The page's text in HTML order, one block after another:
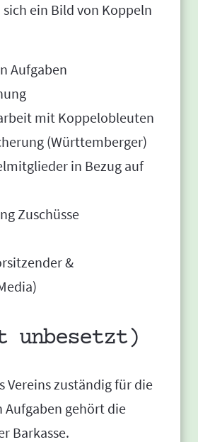
ein Bild von Koppeln
Aufgaben
mit Koppelobleuten
(Württemberger)
in Bezug auf
Zuschüsse
&
unbesetzt)
Vereins zuständig für die
gehört die
Barkasse.